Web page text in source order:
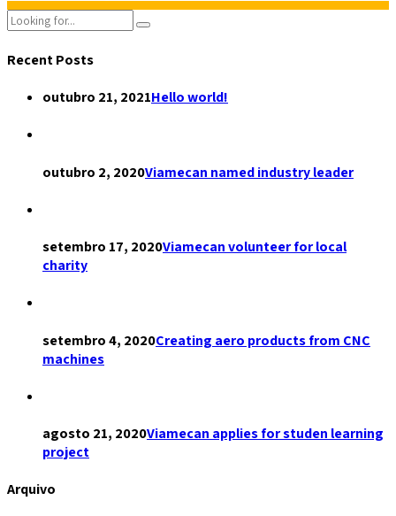
Recent Posts
outubro 21, 2021Hello world!
outubro 2, 2020Viamecan named industry leader
setembro 17, 2020Viamecan volunteer for local
charity
setembro 4, 2020Creating aero products from CNC
machines
agosto 21, 2020Viamecan applies for studen learning
project
Arquivo